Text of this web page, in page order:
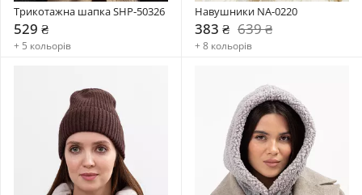
Трикотажна шапка SHP-50326
529 ₴
+ 5 кольорів
Навушники NA-0220
383 ₴ 639 ₴
+ 8 кольорів